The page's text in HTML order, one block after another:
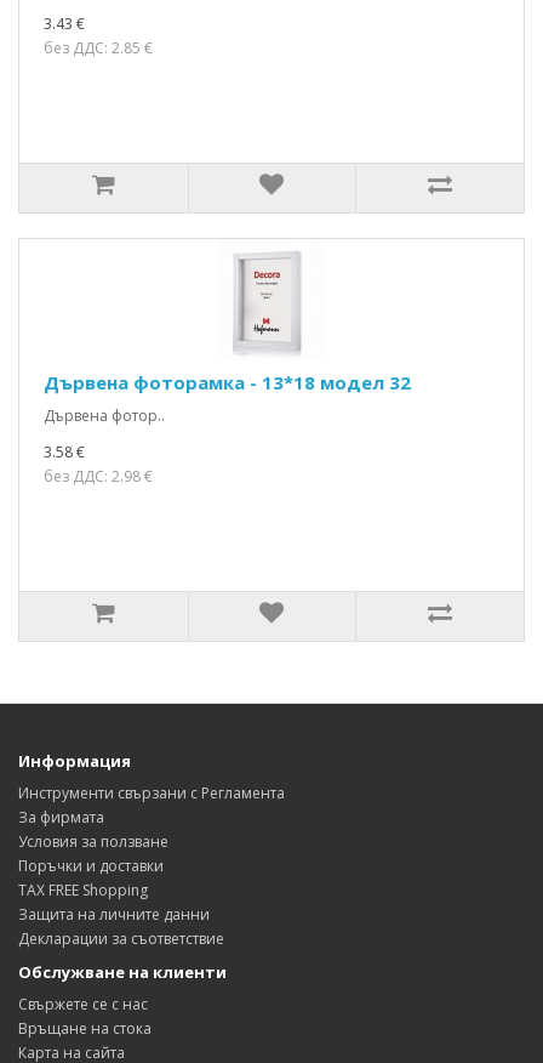
3.43 €
без ДДС: 2.85 €
Дървена фоторамка - 13*18 модел 32
Дървена фотор..
3.58 €
без ДДС: 2.98 €
Информация
Инструменти свързани с Регламента
За фирмата
Условия за ползване
Поръчки и доставки
TAX FREE Shopping
Защита на личните данни
Декларации за съответствие
Обслужване на клиенти
Свържете се с нас
Връщане на стока
Карта на сайта